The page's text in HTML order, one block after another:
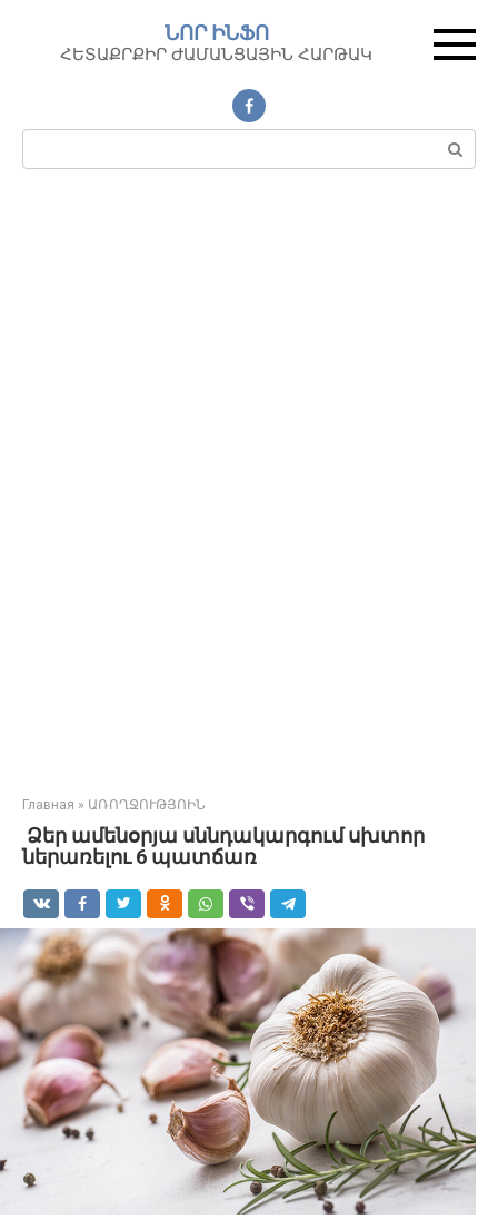
контенту
ՆՈՐ ԻՆՖՈ
ՀԵՏԱՔՐՔԻՐ ԺԱՄԱՆՑԱՅԻՆ ՀԱՐԹԱԿ
Поиск:
Главная » ԱՌՈՂՋՈՒԹՅՈԻՆ
Ձեր ամենօրյա սննդակարգում սխտոր
ներառելու 6 պատճառ